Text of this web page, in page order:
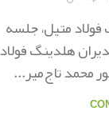
متیل، جلسه
هلدینگ فولاد
محمد تاج‌میر...